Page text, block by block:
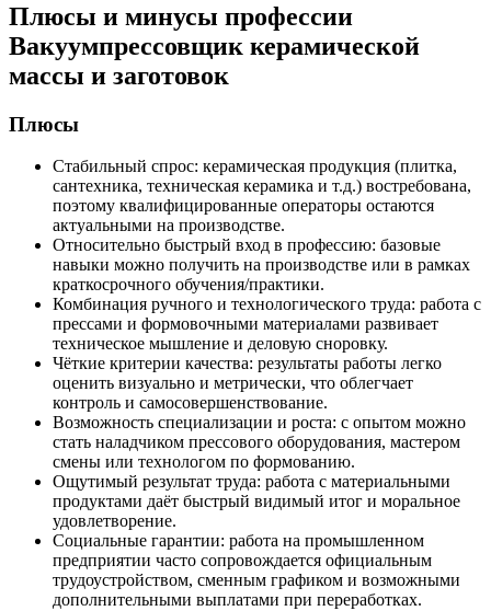
Плюсы и минусы профессии
Вакуумпрессовщик керамической
массы и заготовок
Плюсы
Стабильный спрос: керамическая продукция (плитка,
сантехника, техническая керамика и т.д.) востребована,
поэтому квалифицированные операторы остаются
актуальными на производстве.
Относительно быстрый вход в профессию: базовые
навыки можно получить на производстве или в рамках
краткосрочного обучения/практики.
Комбинация ручного и технологического труда: работа с
прессами и формовочными материалами развивает
техническое мышление и деловую сноровку.
Чёткие критерии качества: результаты работы легко
оценить визуально и метрически, что облегчает
контроль и самосовершенствование.
Возможность специализации и роста: с опытом можно
стать наладчиком прессового оборудования, мастером
смены или технологом по формованию.
Ощутимый результат труда: работа с материальными
продуктами даёт быстрый видимый итог и моральное
удовлетворение.
Социальные гарантии: работа на промышленном
предприятии часто сопровождается официальным
трудоустройством, сменным графиком и возможными
дополнительными выплатами при переработках.